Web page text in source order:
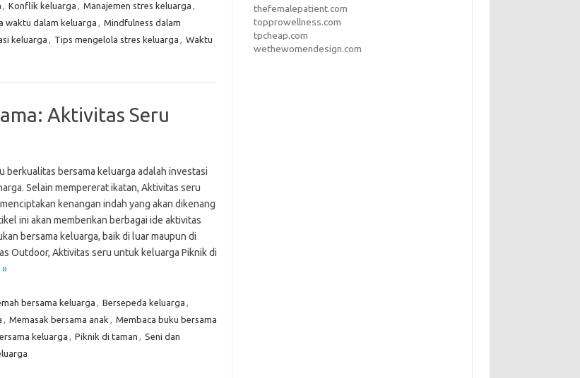
, Konflik keluarga , Manajemen stres keluarga ,
waktu dalam keluarga , Mindfulness dalam
keluarga , Tips mengelola stres keluarga , Waktu
Aktivitas Seru
berkualitas bersama keluarga adalah investasi
Selain mempererat ikatan, Aktivitas seru
kenangan indah yang akan dikenang
ini akan memberikan berbagai ide aktivitas
bersama keluarga, baik di luar maupun di
Outdoor, Aktivitas seru untuk keluarga Piknik di
bersama keluarga , Bersepeda keluarga ,
, Memasak bersama anak , Membaca buku bersama
keluarga , Piknik di taman , Seni dan
thefemalepatient.com
topprowellness.com
tpcheap.com
wethewomendesign.com